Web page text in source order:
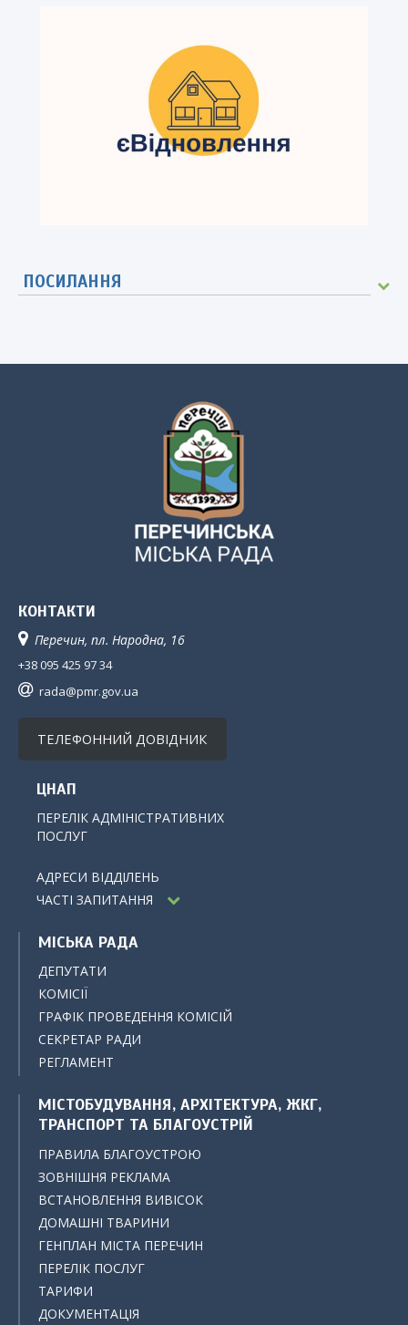
ПОСИЛАННЯ
КОНТАКТИ
Перечин, пл. Народна, 16
+38 095 425 97 34
rada@pmr.gov.ua
ТЕЛЕФОННИЙ ДОВІДНИК
ЦНАП
ПЕРЕЛІК АДМІНІСТРАТИВНИХ
ПОСЛУГ
АДРЕСИ ВІДДІЛЕНЬ
ЧАСТІ ЗАПИТАННЯ
МІСЬКА РАДА
ДЕПУТАТИ
КОМІСІЇ
ГРАФІК ПРОВЕДЕННЯ КОМІСІЙ
СЕКРЕТАР РАДИ
РЕГЛАМЕНТ
МІСТОБУДУВАННЯ, АРХІТЕКТУРА, ЖКГ,
ТРАНСПОРТ ТА БЛАГОУСТРІЙ
ПРАВИЛА БЛАГОУСТРОЮ
ЗОВНІШНЯ РЕКЛАМА
ВСТАНОВЛЕННЯ ВИВІСОК
ДОМАШНІ ТВАРИНИ
ГЕНПЛАН МІСТА ПЕРЕЧИН
ПЕРЕЛІК ПОСЛУГ
ТАРИФИ
ДОКУМЕНТАЦІЯ